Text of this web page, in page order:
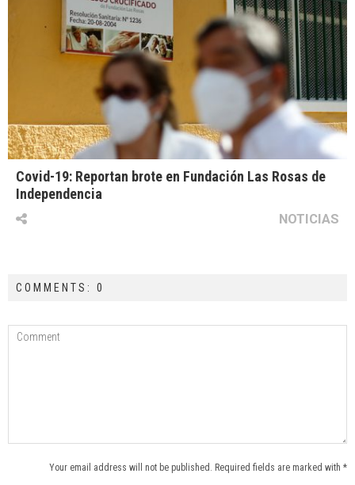
Covid-19: Reportan brote en Fundación Las Rosas de
Independencia
NOTICIAS
COMMENTS: 0
Your email address will not be published. Required fields are marked with *